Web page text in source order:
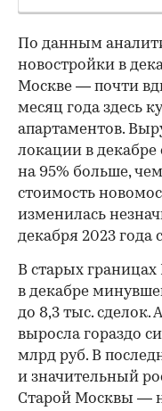
По данным
новостройки в
Москве — почти
месяц года здесь
апартаментов.
локации в декабре
на 95% больше,
стоимость
изменилась
декабря 2023 года
В старых
в декабре
до 8,3 тыс. сделок.
выросла гораздо
млрд руб. В
и значительный
Старой Москвы —